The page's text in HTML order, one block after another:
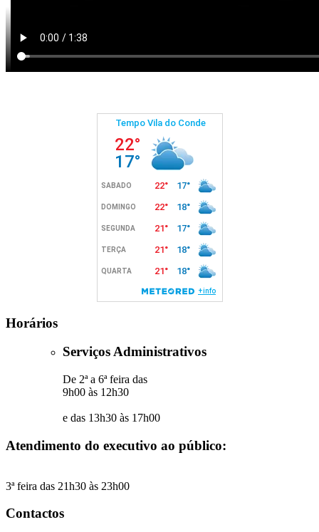
Horários
Serviços Administrativos
De 2ª a 6ª feira das
9h00 às 12h30
e das 13h30 às 17h00
Atendimento do executivo ao público:
3ª feira das 21h30 às 23h00
Contactos